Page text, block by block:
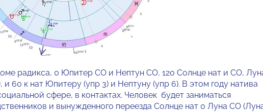
радикса, 0 Юпитер СО и Нептун СО, 120 Солнце нат и СО,
60 к нат Юпитеру (упр 3) и Нептуну (упр 6). В этом году натива
сфере, в контактах. Человек будет заниматься
и вынужденного переезда Солнце нат 0 Луна СО